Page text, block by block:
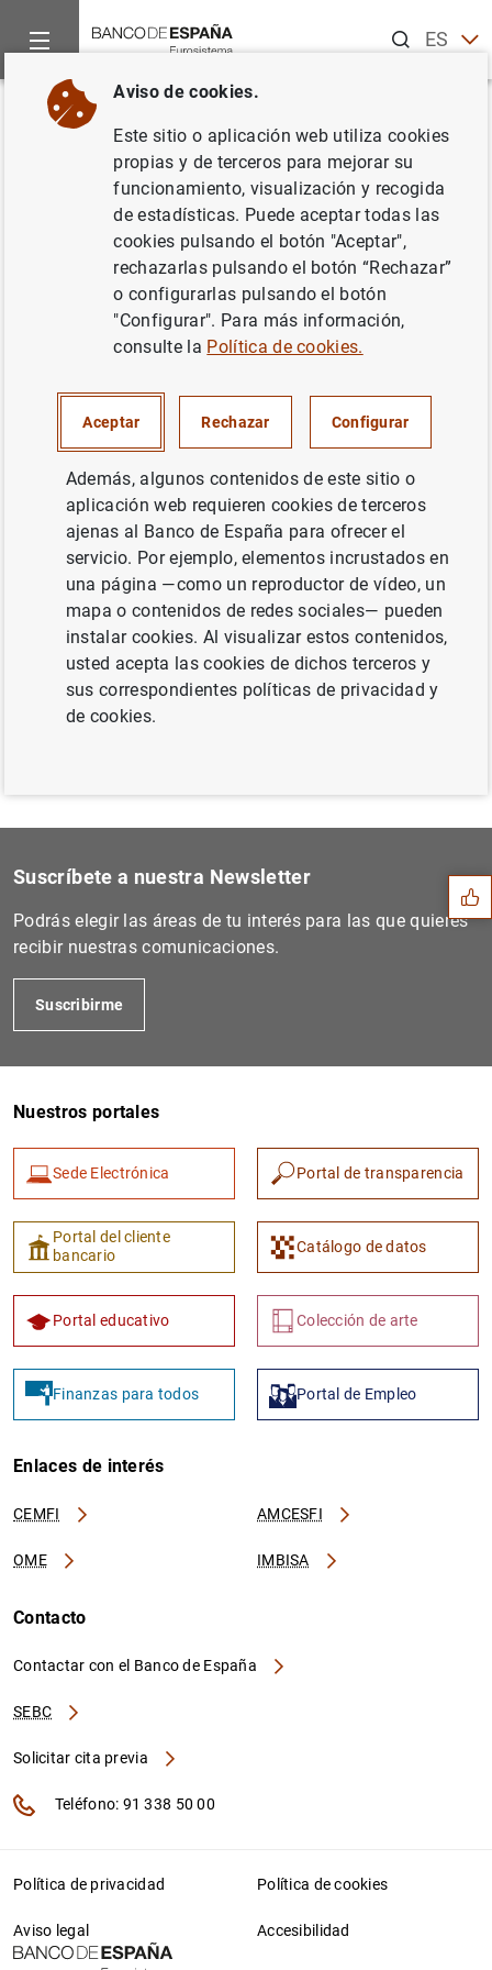
ESEN
Inicio Noticias y eventos
Volver
Publicación del apéndice
estadístico del «Blue Book» que
incorpora datos relativos a 2005
Publicación del apéndice estadístico del
«Blue Book» que incorpora datos relativos a
2005 (69KB)
Anterior
Estado financiero consolida...
Siguiente
Adhesión de Banka Slovenije...
Sugerencias
1 2
Suscríbete a nuestra Newsletter
Podrás elegir las áreas de tu interés para las que quieres
recibir nuestras comunicaciones.
Suscribirme
Nuestros portales
Sede Electrónica Portal de transparencia
Portal del cliente
bancario
Catálogo de datos
Portal educativo Colección de arte
Finanzas para todos Portal de Empleo
Enlaces de interés
CEMFI AMCESFI
OME IMBISA
Contacto
Contactar con el Banco de España
SEBC
Solicitar cita previa
Teléfono: 91 338 50 00
Política de privacidad Política de cookies
Aviso legal Accesibilidad
Aviso de cookies.
Este sitio o aplicación web utiliza cookies
propias y de terceros para mejorar su
funcionamiento, visualización y recogida
de estadísticas. Puede aceptar todas las
cookies pulsando el botón "Aceptar",
rechazarlas pulsando el botón “Rechazar”
o configurarlas pulsando el botón
"Configurar". Para más información,
consulte la Política de cookies.
Aceptar Rechazar Configurar
Además, algunos contenidos de este sitio o
aplicación web requieren cookies de terceros
ajenas al Banco de España para ofrecer el
servicio. Por ejemplo, elementos incrustados en
una página —como un reproductor de vídeo, un
mapa o contenidos de redes sociales— pueden
instalar cookies. Al visualizar estos contenidos,
usted acepta las cookies de dichos terceros y
sus correspondientes políticas de privacidad y
de cookies.